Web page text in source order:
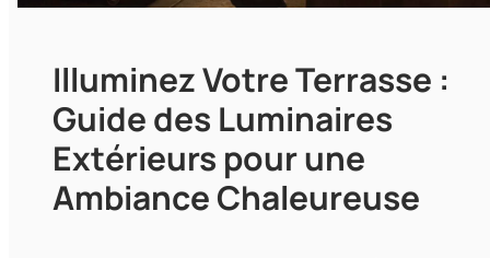
Illuminez Votre Terrasse :
Guide des Luminaires
Extérieurs pour une
Ambiance Chaleureuse